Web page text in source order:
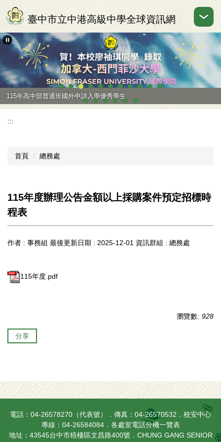
跳
到
主
要
區
臺中市立中港高級中學全球資訊網
115年高中部普通班國外申請入學優秀學生
:::
首頁 總務處
115年度辦理公告金額以上採購案件預定招標時
程表
作者 : 事務組 最後更新日期 : 2025-12-01 資訊群組 : 總務處
115年度.pdf
瀏覽數: 928
分享
電話：04-26578270（代表號）．傳真：04-26570532．校安中心
專線：04-26584084． 各處室電話分機一覽表
地址：43545台中市梧棲區文昌路400號．CHUNG GANG SENIOR